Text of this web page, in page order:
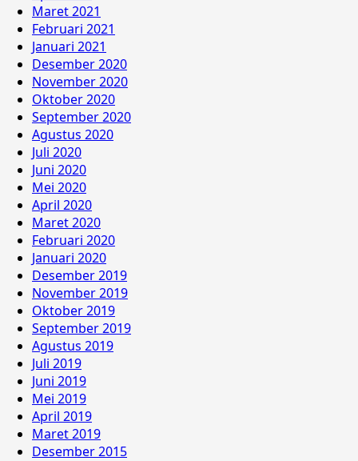
Maret 2021
Februari 2021
Januari 2021
Desember 2020
November 2020
Oktober 2020
September 2020
Agustus 2020
Juli 2020
Juni 2020
Mei 2020
April 2020
Maret 2020
Februari 2020
Januari 2020
Desember 2019
November 2019
Oktober 2019
September 2019
Agustus 2019
Juli 2019
Juni 2019
Mei 2019
April 2019
Maret 2019
Desember 2015